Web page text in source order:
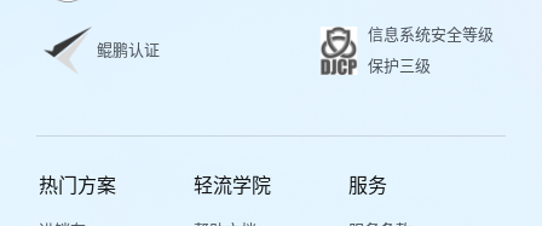
鲲鹏认证
信息系统安全等级
保护三级
热门方案 轻流学院 服务